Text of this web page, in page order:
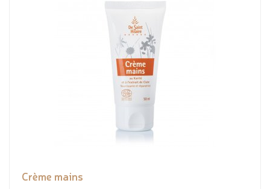
Crème mains